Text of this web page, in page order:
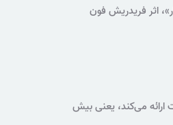
اثر فریدریش فون
از ساعت ۸ صبح تا ۹ شب، یعنی حدود ۱۳ ساعت در روز، خدمات ارائه می‌کند، یعنی بیش